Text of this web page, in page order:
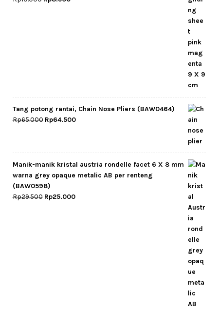
Tang potong rantai, Chain Nose Pliers (BAW0464)
Rp65.000 Original
Rp65.000.
Rp64.500Current
Rp64.500.
Manik-manik kristal austria rondelle facet 6 X 8 mm
warna grey opaque metalic AB per renteng
(BAW0598)
Rp29.500 Original
Rp25.000Current